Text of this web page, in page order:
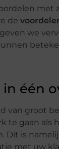
met
de
we
één
van groot
te gaan als
Dit is
met uw